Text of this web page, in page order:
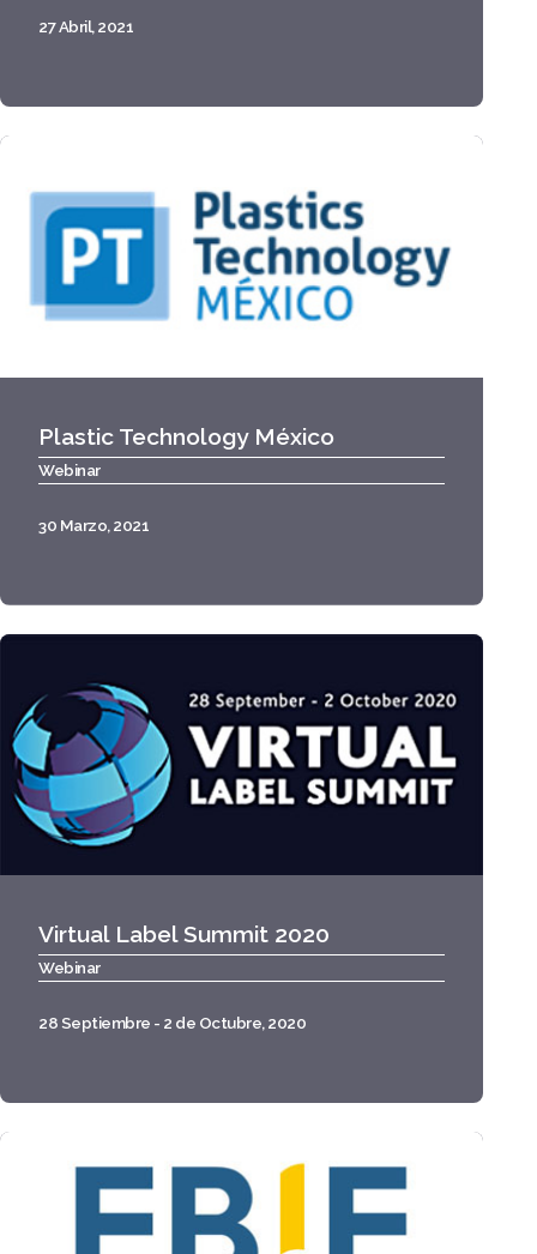
27 Abril, 2021
Plastic Technology México
Webinar
30 Marzo, 2021
Virtual Label Summit 2020
Webinar
28 Septiembre - 2 de Octubre, 2020